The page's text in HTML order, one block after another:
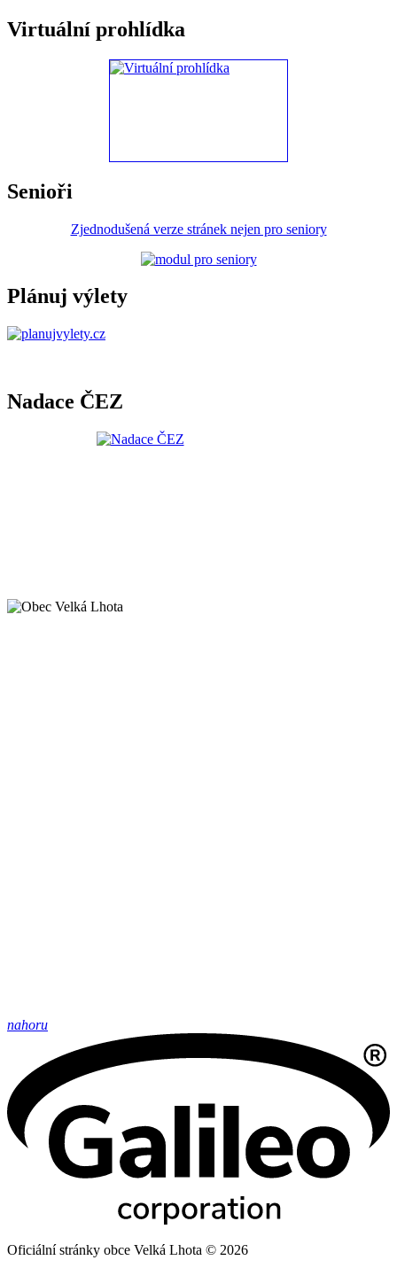
Virtuální prohlídka
Senioři
Zjednodušená verze stránek nejen pro seniory
Plánuj výlety
Nadace ČEZ
nahoru
Oficiální stránky obce Velká Lhota © 2026